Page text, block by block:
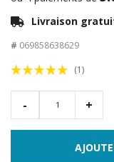
Livraison
# 069858638629
(1)
- +